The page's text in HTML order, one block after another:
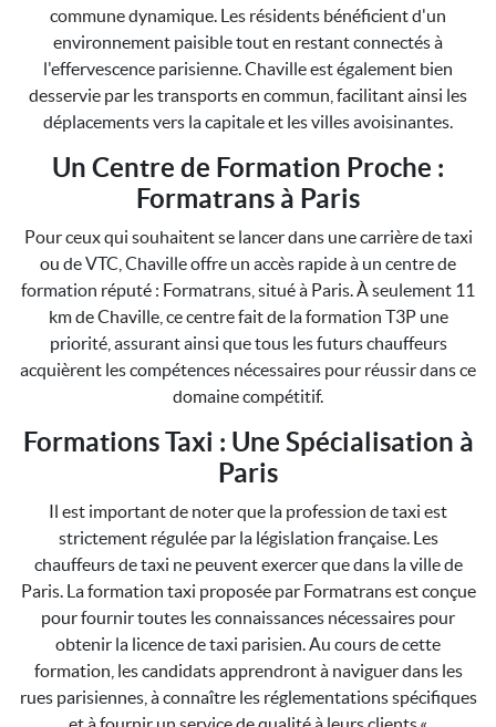
commune dynamique. Les résidents bénéficient d'un
environnement paisible tout en restant connectés à
l'effervescence parisienne. Chaville est également bien
desservie par les transports en commun, facilitant ainsi les
déplacements vers la capitale et les villes avoisinantes.
Un Centre de Formation Proche :
Formatrans à Paris
Pour ceux qui souhaitent se lancer dans une carrière de taxi
ou de VTC, Chaville offre un accès rapide à un centre de
formation réputé : Formatrans, situé à Paris. À seulement 11
km de Chaville, ce centre fait de la formation T3P une
priorité, assurant ainsi que tous les futurs chauffeurs
acquièrent les compétences nécessaires pour réussir dans ce
domaine compétitif.
Formations Taxi : Une Spécialisation à
Paris
Il est important de noter que la profession de taxi est
strictement régulée par la législation française. Les
chauffeurs de taxi ne peuvent exercer que dans la ville de
Paris. La formation taxi proposée par Formatrans est conçue
pour fournir toutes les connaissances nécessaires pour
obtenir la licence de taxi parisien. Au cours de cette
formation, les candidats apprendront à naviguer dans les
rues parisiennes, à connaître les réglementations spécifiques